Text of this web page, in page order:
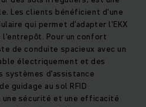
Les clients bénéficient d'une
qui permet d'adapter l'EKX
l'entrepôt. Pour un confort
de conduite spacieux avec un
électriquement et des
systèmes d'assistance
guidage au sol RFID
une sécurité et une efficacité